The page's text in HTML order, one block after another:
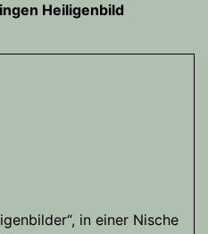
Heiligenbild
in einer Nische